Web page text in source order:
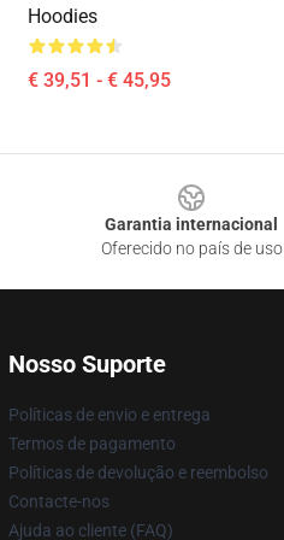
Hoodies
€ 39,51 - € 45,95
Garantia internacional
Oferecido no país de uso
Nosso Suporte
Políticas de envio e entrega
Termos de pagamento
Políticas de devolução e reembolso
Contacte-nos
Ajuda ao cliente (FAQ)